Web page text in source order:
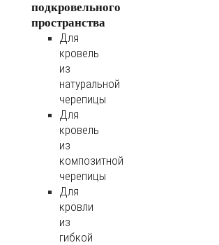
подкровельного
пространства
Для
кровель
из
натуральной
черепицы
Для
кровель
из
композитной
черепицы
Для
кровли
из
гибкой